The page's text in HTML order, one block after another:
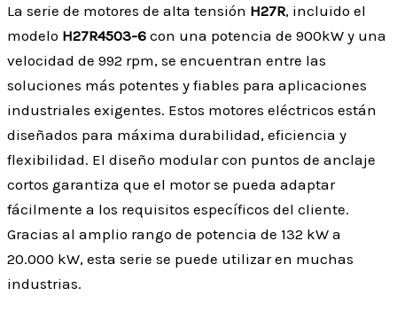
La serie de motores de alta tensión H27R, incluido el
modelo H27R4503-6 con una potencia de 900kW y una
velocidad de 992 rpm, se encuentran entre las
soluciones más potentes y fiables para aplicaciones
industriales exigentes. Estos motores eléctricos están
diseñados para máxima durabilidad, eficiencia y
flexibilidad. El diseño modular con puntos de anclaje
cortos garantiza que el motor se pueda adaptar
fácilmente a los requisitos específicos del cliente.
Gracias al amplio rango de potencia de 132 kW a
20.000 kW, esta serie se puede utilizar en muchas
industrias.